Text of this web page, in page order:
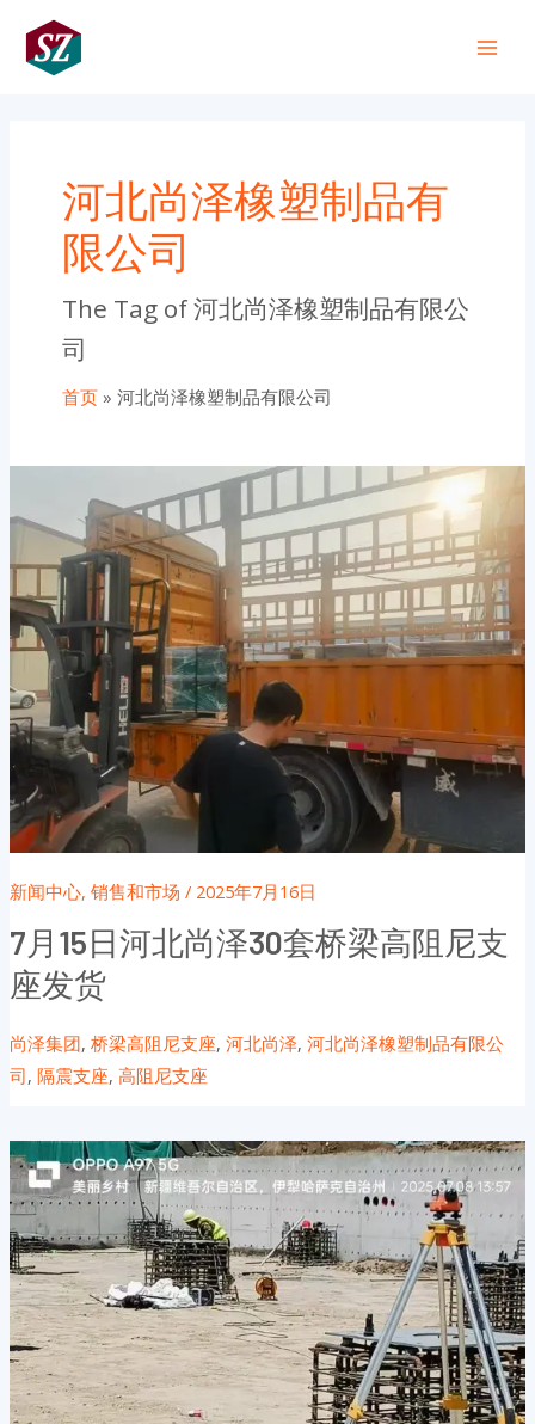
河北尚泽橡塑制品有
限公司
The Tag of 河北尚泽橡塑制品有限公
司
首页 河北尚泽橡塑制品有限公司
新闻中心, 销售和市场 / 2025年7月16日
7月15日河北尚泽30套桥梁高阻尼支
座发货
尚泽集团, 桥梁高阻尼支座, 河北尚泽, 河北尚泽橡塑制品有限公
司, 隔震支座, 高阻尼支座